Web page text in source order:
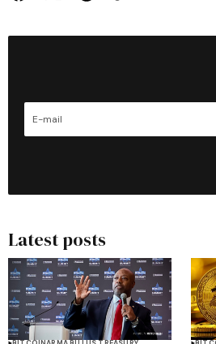
Latest posts